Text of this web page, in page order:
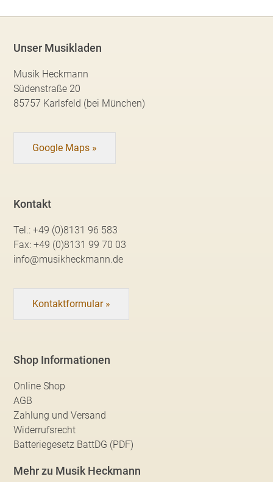
Unser Musikladen
Musik Heckmann
Südenstraße 20
85757 Karlsfeld (bei München)
Google Maps »
Kontakt
Tel.:+49 (0)8131 96 583
Fax:+49 (0)8131 99 70 03
info@musikheckmann.de
Kontaktformular »
Shop Informationen
Online Shop
AGB
Zahlung und Versand
Widerrufsrecht
Batteriegesetz BattDG (PDF)
Mehr zu Musik Heckmann